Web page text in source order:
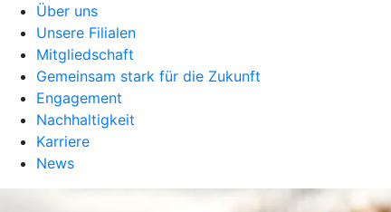
Über uns
Unsere Filialen
Mitgliedschaft
Gemeinsam stark für die Zukunft
Engagement
Nachhaltigkeit
Karriere
News